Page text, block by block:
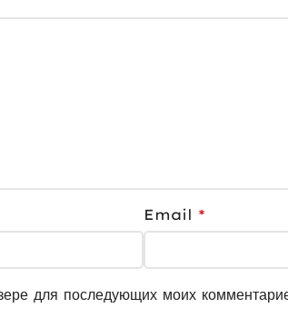
Email *
для последующих моих